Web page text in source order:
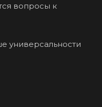
вопросы к
универсальности